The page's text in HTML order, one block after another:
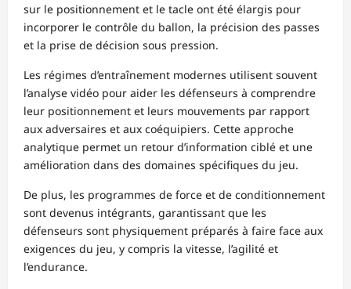
sur le positionnement et le tacle ont été élargis pour
incorporer le contrôle du ballon, la précision des passes
et la prise de décision sous pression.
Les régimes d’entraînement modernes utilisent souvent
l’analyse vidéo pour aider les défenseurs à comprendre
leur positionnement et leurs mouvements par rapport
aux adversaires et aux coéquipiers. Cette approche
analytique permet un retour d’information ciblé et une
amélioration dans des domaines spécifiques du jeu.
De plus, les programmes de force et de conditionnement
sont devenus intégrants, garantissant que les
défenseurs sont physiquement préparés à faire face aux
exigences du jeu, y compris la vitesse, l’agilité et
l’endurance.